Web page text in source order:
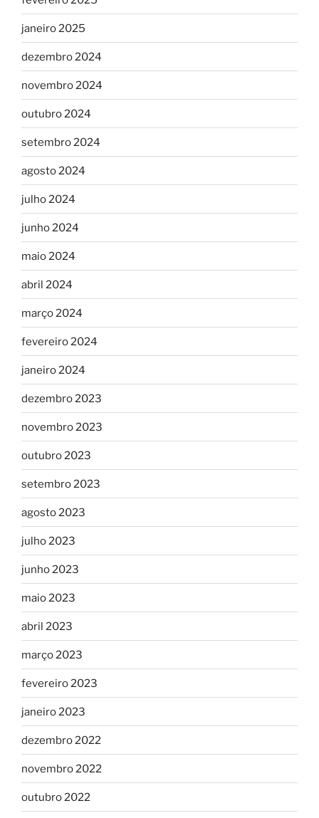
janeiro 2025
dezembro 2024
novembro 2024
outubro 2024
setembro 2024
agosto 2024
julho 2024
junho 2024
maio 2024
abril 2024
março 2024
fevereiro 2024
janeiro 2024
dezembro 2023
novembro 2023
outubro 2023
setembro 2023
agosto 2023
julho 2023
junho 2023
maio 2023
abril 2023
março 2023
fevereiro 2023
janeiro 2023
dezembro 2022
novembro 2022
outubro 2022